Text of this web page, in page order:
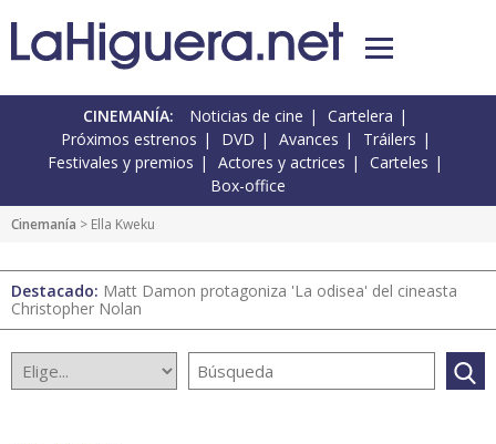
CINEMANÍA: Noticias de cine
Cartelera
Próximos estrenos
DVD Avances
Tráilers
Festivales y premios
Actores y actrices
Carteles
Box-office
Cinemanía > Ella Kweku
Destacado: Matt Damon protagoniza 'La odisea' del cineasta
Christopher Nolan